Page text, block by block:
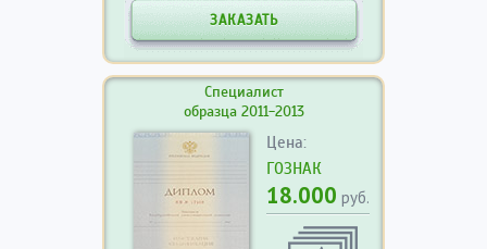
ЗАКАЗАТЬ
Специалист
образца 2011-2013
Цена:
ГОЗНАК
18.000 руб.